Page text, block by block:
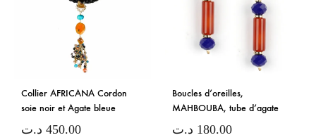
Collier AFRICANA Cordon
soie noir et Agate bleue
450.00 د.ت
Boucles d’oreilles,
MAHBOUBA, tube d’agate
180.00 د.ت